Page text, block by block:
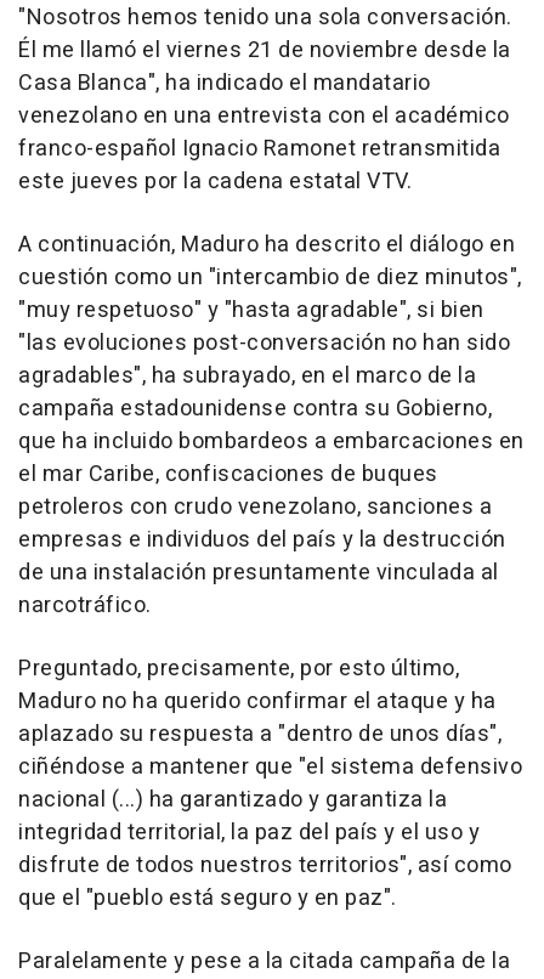
"Nosotros hemos tenido una sola conversación.
Él me llamó el viernes 21 de noviembre desde la
Casa Blanca", ha indicado el mandatario
venezolano en una entrevista con el académico
franco-español Ignacio Ramonet retransmitida
este jueves por la cadena estatal VTV.
A continuación, Maduro ha descrito el diálogo en
cuestión como un "intercambio de diez minutos",
"muy respetuoso" y "hasta agradable", si bien
"las evoluciones post-conversación no han sido
agradables", ha subrayado, en el marco de la
campaña estadounidense contra su Gobierno,
que ha incluido bombardeos a embarcaciones en
el mar Caribe, confiscaciones de buques
petroleros con crudo venezolano, sanciones a
empresas e individuos del país y la destrucción
de una instalación presuntamente vinculada al
narcotráfico.
Preguntado, precisamente, por esto último,
Maduro no ha querido confirmar el ataque y ha
aplazado su respuesta a "dentro de unos días",
ciñéndose a mantener que "el sistema defensivo
nacional (...) ha garantizado y garantiza la
integridad territorial, la paz del país y el uso y
disfrute de todos nuestros territorios", así como
que el "pueblo está seguro y en paz".
Paralelamente y pese a la citada campaña de la